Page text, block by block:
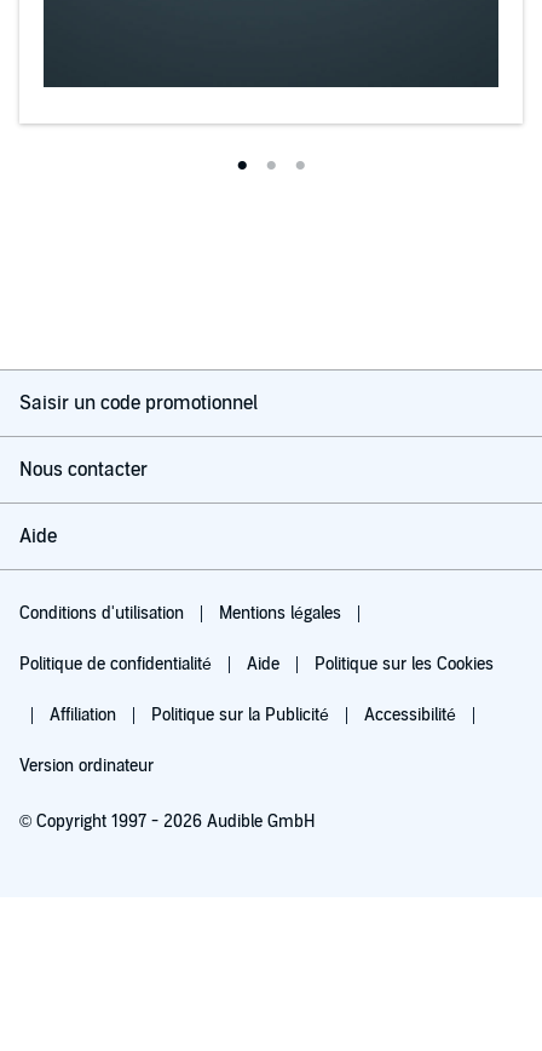
Saisir un code promotionnel
Nous contacter
Aide
Conditions d'utilisation Mentions légales
Politique de confidentialité Aide Politique sur les Cookies
Affiliation Politique sur la Publicité Accessibilité
Version ordinateur
© Copyright 1997 - 2026 Audible GmbH